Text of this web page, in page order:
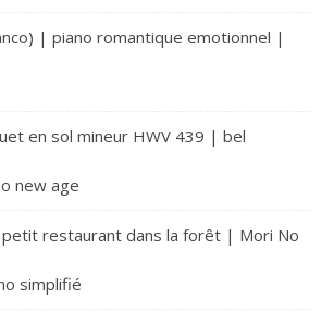
| piano romantique emotionnel |
en sol mineur HWV 439 | bel
new age
petit restaurant dans la forêt | Mori No
simplifié